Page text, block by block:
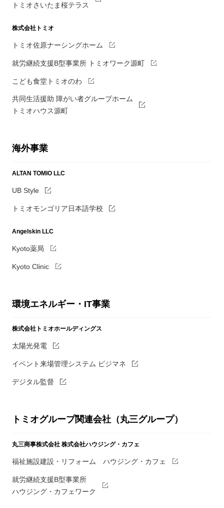
トミオさいたま桜テラス
株式会社トミオ
トミオ佐原ナーシングホーム
就労継続支援B型事業所 トミオワーク源町
こども食堂トミオのわ
共同生活援助 障がい者グループホーム
トミオハウス源町
海外事業
ALTAN TOMIO LLC
UB Style
トミオモンゴリア日本語学校
Angelskin LLC
Kyoto薬局
Kyoto Clinic
環境エネルギー・IT事業
株式会社トミオホールディングス
太陽光発電
イベント来場管理システム ビジマネ
デジタル監督
トミオグループ関連会社（丸三グループ）
丸三商事株式会社 株式会社ハウジング・カフェ
福祉施設建設・リフォーム ハウジング・カフェ
就労継続支援B型事業所
ハウジング・カフェワーク